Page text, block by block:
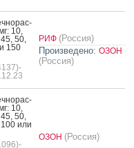
10,
50,
150
РИФ (Россия)
Произведено: ОЗОН
(Россия)
10,
50,
или
ОЗОН (Россия)